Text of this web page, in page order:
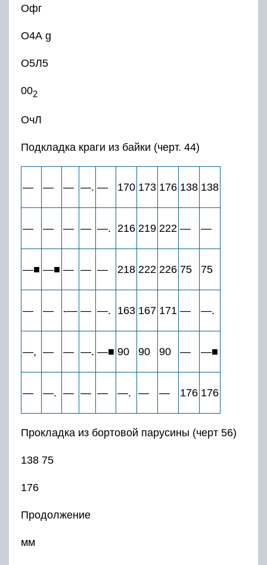
Офг
О4А g
О5Л5
002
ОчЛ
Подкладка краги из байки (черт. 44)
— — — —. — 170 173 176 138 138
— — — — —. 216 219 222 — —
—■ —■ — — — 218 222 226 75 75
— — -— — —. 163 167 171 — —.
—, — — —. —■ 90 90 90 — —■
— —. — — — —. — — 176 176
Прокладка из бортовой парусины (черт 56)
138 75
176
Продолжение
мм